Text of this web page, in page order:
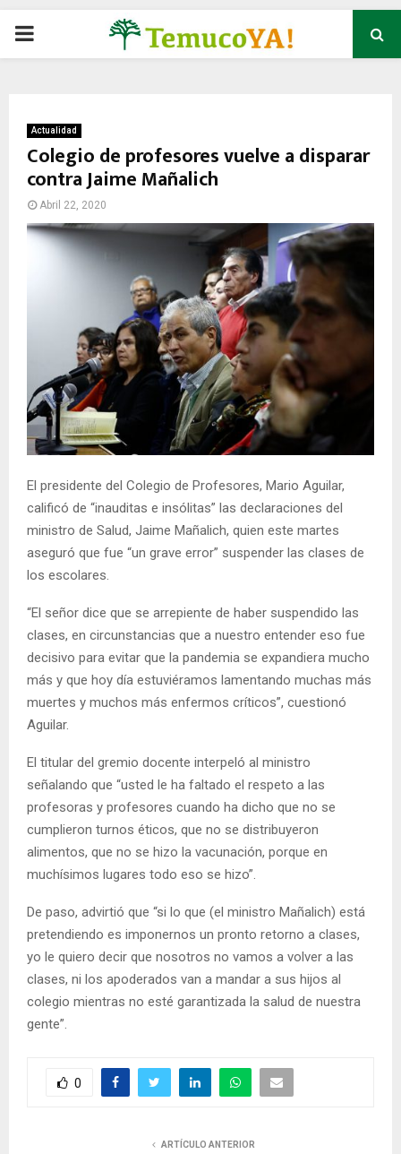
P
M
A
E
U
Actualidad
Colegio de profesores vuelve a disparar
contra Jaime Mañalich
Abril 22, 2020
El presidente del Colegio de Profesores, Mario Aguilar,
calificó de “inauditas e insólitas” las declaraciones del
ministro de Salud, Jaime Mañalich, quien este martes
aseguró que fue “un grave error” suspender las clases de
los escolares.
“El señor dice que se arrepiente de haber suspendido las
clases, en circunstancias que a nuestro entender eso fue
decisivo para evitar que la pandemia se expandiera mucho
más y que hoy día estuviéramos lamentando muchas más
muertes y muchos más enfermos críticos”, cuestionó
Aguilar.
El titular del gremio docente interpeló al ministro
señalando que “usted le ha faltado el respeto a las
profesoras y profesores cuando ha dicho que no se
cumplieron turnos éticos, que no se distribuyeron
alimentos, que no se hizo la vacunación, porque en
muchísimos lugares todo eso se hizo”.
De paso, advirtió que “si lo que (el ministro Mañalich) está
pretendiendo es imponernos un pronto retorno a clases,
yo le quiero decir que nosotros no vamos a volver a las
clases, ni los apoderados van a mandar a sus hijos al
colegio mientras no esté garantizada la salud de nuestra
gente”.
0
ARTÍCULO ANTERIOR